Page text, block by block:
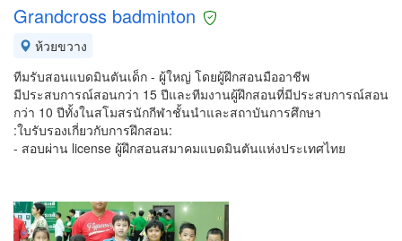
Grandcross badminton
ห้วยขวาง
ทีมรับสอนแบดมินตันเด็ก - ผู้ใหญ่ โดยผู้ฝึกสอนมืออาชีพ
มีประสบการณ์สอนกว่า 15 ปีและทีมงานผู้ฝึกสอนที่มีประสบการณ์สอน
กว่า 10 ปีทั้งในสโมสรนักกีฬาชั้นนำและสถาบันการศึกษา
:ใบรับรองเกี่ยวกับการฝึกสอน:
- สอบผ่าน license ผู้ฝึกสอนสมาคมแบดมินตันแห่งประเทศไทย